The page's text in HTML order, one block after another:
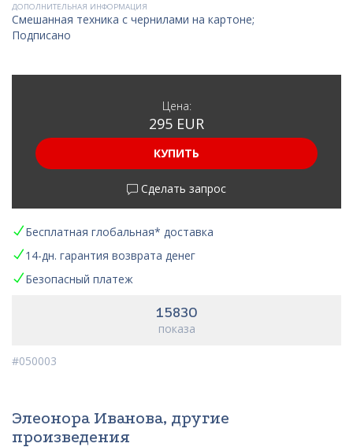
ДОПОЛНИТЕЛЬНАЯ ИНФОРМАЦИЯ
Смешанная техника с чернилами на картоне;
Подписано
Цена:
295 EUR
КУПИТЬ
Сделать запрос
Бесплатная глобальная* доставка
14-дн. гарантия возврата денег
Безопасный платеж
15830
показа
#050003
Элеонора Иванова, другие
произведения